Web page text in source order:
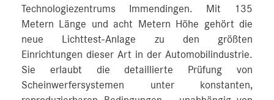
Technologiezentrums Immendingen. Mit 135
Metern Länge und acht Metern Höhe gehört die
neue Lichttest-Anlage zu den größten
Einrichtungen dieser Art in der Automobilindustrie.
Sie erlaubt die detaillierte Prüfung von
Scheinwerfersystemen unter konstanten,